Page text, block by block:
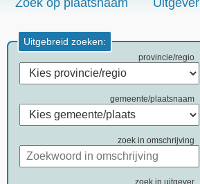
Uitgebreid zoeken:
provincie/regio
gemeente/plaatsnaam
zoek in omschrijving
zoek in uitgever